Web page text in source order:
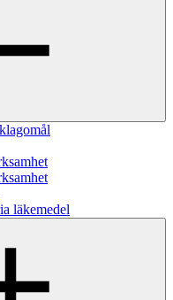
läkemedel